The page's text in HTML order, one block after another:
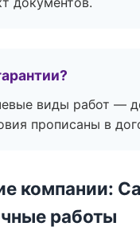
виды работ —
прописаны в
компании:
работы